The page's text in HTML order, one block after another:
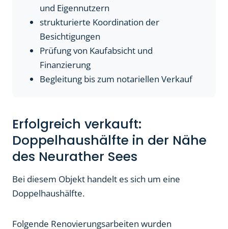
und Eigennutzern
strukturierte Koordination der
Besichtigungen
Prüfung von Kaufabsicht und
Finanzierung
Begleitung bis zum notariellen Verkauf
Erfolgreich verkauft:
Doppelhaushälfte in der Nähe
des Neurather Sees
Bei diesem Objekt handelt es sich um eine
Doppelhaushälfte.
Folgende Renovierungsarbeiten wurden